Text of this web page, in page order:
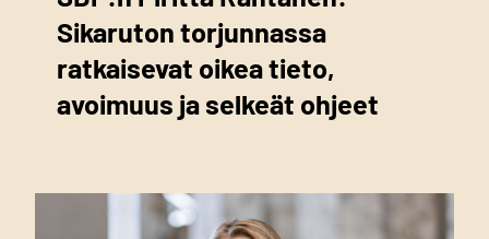
Sikaruton torjunnassa
ratkaisevat oikea tieto,
avoimuus ja selkeät ohjeet